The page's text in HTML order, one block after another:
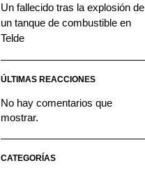
Un fallecido tras la explosión de
un tanque de combustible en
Telde
ÚLTIMAS REACCIONES
No hay comentarios que
mostrar.
CATEGORÍAS